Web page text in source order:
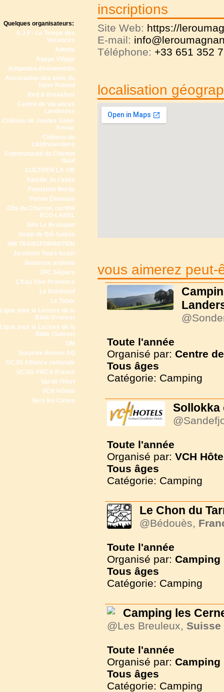
Quelques organisateurs:
A.J.F - Le Temps des
Vacances
Adonia
Agape Village
Antipodes-Evénements
Association des amis du
foyer Roland
Bed & Breakfast
Centre de Vacances
Landersen
Château de Joudes Saint-
Amour
Château du
Liebfrauenberg
Communauté du Chemin
Neuf
CULTIVER LA VIE
Famille Je t'aime
Fondation Morija
Forum Emmaüs
Gîte du Charron, certifié
ECO-LABEL
Gite Le Brusquet
Grain de Blé Suisse
HM TRANSFORMATION
Jeremiah Tours Israël
Jeunesse ardente
JPC Séjours
L'Eau Vive Provence
Le Rimlishof
Le Tabor
Ligue pour la Lecture de la
Bible (France)
Ligue pour la Lecture de la
Bible (Suisse)
OM
Surprise Reisen AG
UCJG Alliance nationale
UCJG-YMCA France
Val de l'Hort
VCH Hôtels
Vers les Cimes
inscriptions
Site Web: https://
E-mail:
Téléphone: +33 651 352
localisation
vous aimerez peut-
Toute l'année
Organisé par: Centre
Tous âges
Catégorie: Camping
Sollokka
Toute l'année
Organisé par: VCH
Tous âges
Catégorie: Camping
Le Chon du
@Bédouès,
Toute l'année
Organisé par: Camping
Tous âges
Catégorie: Camping
Camping les
@Les Breuleux, Suisse
Toute l'année
Organisé par: Camping
Tous âges
Catégorie: Camping